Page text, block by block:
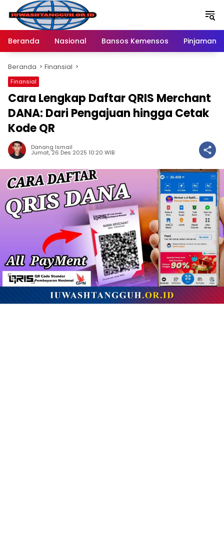
Langsung
konten
Beranda
Nasional Bansos Kemensos Pinjaman
Beranda Finansial
Finansial
Cara Lengkap Daftar QRIS Merchant
DANA: Dari Pengajuan hingga Cetak
Kode QR
Danang Ismail
Jumat, 26 Des 2025 10:20 WIB